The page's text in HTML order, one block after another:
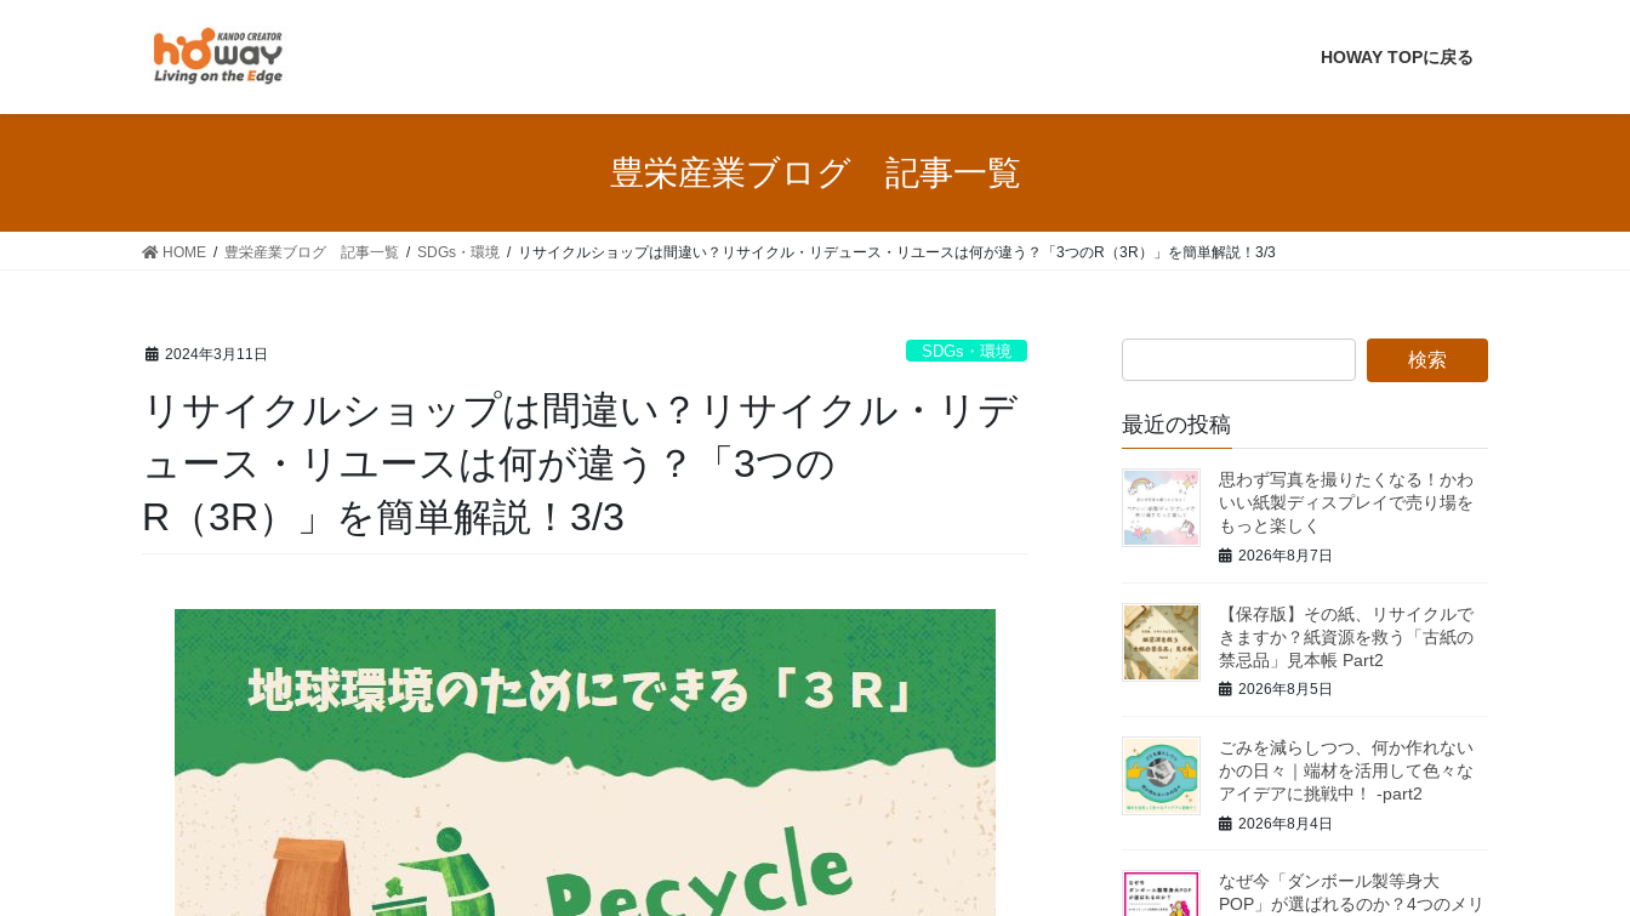
HOWAY TOPに戻る
豊栄産業ブログ 記事一覧
HOME 豊栄産業ブログ 記事一覧 SDGs・環境 リサイクルショップは間違い？リサイクル・リデュース・リユースは何が違う？「3つのR（3R）」を簡単解説！3/3
2024年3月11日 SDGs・環境
リサイクルショップは間違い？リサイクル・リデ
ュース・リユースは何が違う？「3つの
R（3R）」を簡単解説！3/3
最近の投稿
思わず写真を撮りたくなる！かわ
いい紙製ディスプレイで売り場を
もっと楽しく
2026年8月7日
【保存版】その紙、リサイクルで
きますか？紙資源を救う「古紙の
禁忌品」見本帳 Part2
2026年8月5日
ごみを減らしつつ、何か作れない
かの日々｜端材を活用して色々な
アイデアに挑戦中！ -part2
2026年8月4日
なぜ今「ダンボール製等身大
POP」が選ばれるのか？4つのメリ